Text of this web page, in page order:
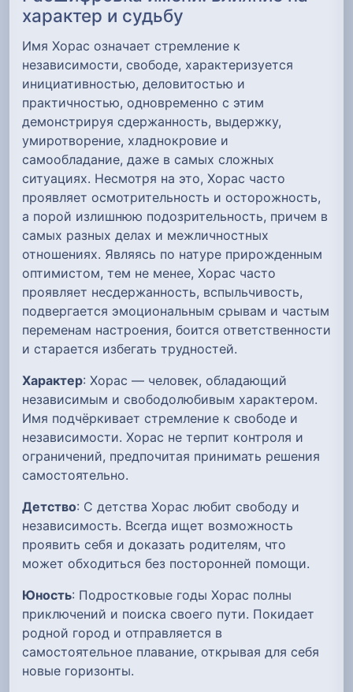
характер и судьбу
Имя Хорас означает стремление к
независимости, свободе, характеризуется
инициативностью, деловитостью и
практичностью, одновременно с этим
демонстрируя сдержанность, выдержку,
умиротворение, хладнокровие и
самообладание, даже в самых сложных
ситуациях. Несмотря на это, Хорас часто
проявляет осмотрительность и осторожность,
а порой излишнюю подозрительность, причем в
самых разных делах и межличностных
отношениях. Являясь по натуре прирожденным
оптимистом, тем не менее, Хорас часто
проявляет несдержанность, вспыльчивость,
подвергается эмоциональным срывам и частым
переменам настроения, боится ответственности
и старается избегать трудностей.
Характер: Хорас — человек, обладающий
независимым и свободолюбивым характером.
Имя подчёркивает стремление к свободе и
независимости. Хорас не терпит контроля и
ограничений, предпочитая принимать решения
самостоятельно.
Детство: С детства Хорас любит свободу и
независимость. Всегда ищет возможность
проявить себя и доказать родителям, что
может обходиться без посторонней помощи.
Юность: Подростковые годы Хорас полны
приключений и поиска своего пути. Покидает
родной город и отправляется в
самостоятельное плавание, открывая для себя
новые горизонты.